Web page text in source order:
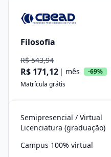
Filosofia
R$ 543,94
R$ 171,12 | mês
-69%
Matrícula grátis
Semipresencial / Virtual
Licenciatura (graduação)
Campus 100% virtual